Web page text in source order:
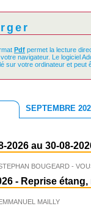
Pdf permet la lecture
navigateur. Le logiciel
sur votre ordinateur et peut
SEPTEMBRE
2026 au 30-08-
BOUGEARD -
- Reprise
MAILLY